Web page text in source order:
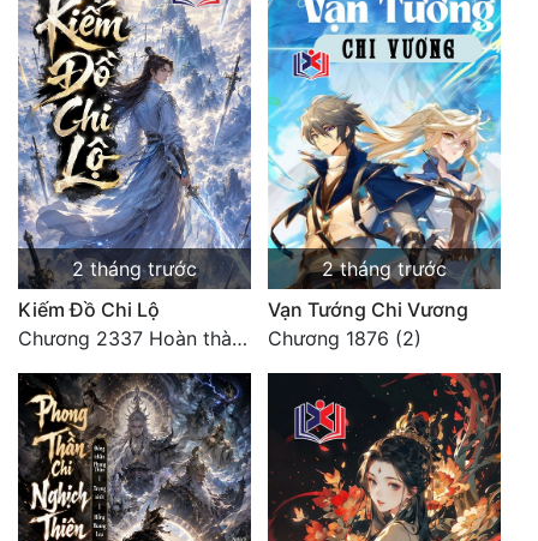
2 tháng trước
Kiếm Đồ Chi Lộ
Chương 2337 Hoàn thành lời cảm tưởng
2 tháng trước
Vạn Tướng Chi Vương
Chương 1876 (2)